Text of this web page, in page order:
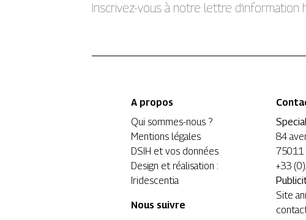
Inscrivez-vous à notre lettre d’information
A propos
Qui sommes-nous ?
Mentions légales
DSIH et vos données
Design et réalisation :
Iridescentia
Nous suivre
84
75011
+33
Site